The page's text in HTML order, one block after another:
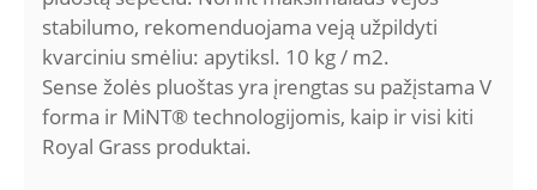
stabilumo, rekomenduojama veją užpildyti
kvarciniu smėliu: apytiksl. 10 kg / m2.
Sense žolės pluoštas yra įrengtas su pažįstama V
forma ir MiNT® technologijomis, kaip ir visi kiti
Royal Grass produktai.